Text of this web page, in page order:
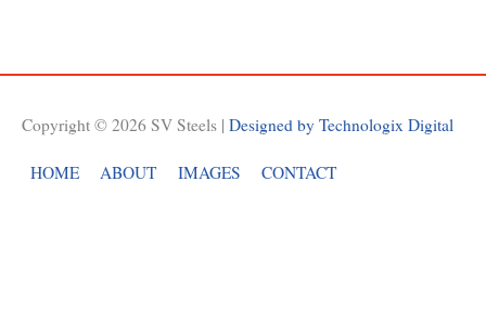
Copyright © 2026 SV Steels | Designed by Technologix Digital
HOME ABOUT IMAGES CONTACT